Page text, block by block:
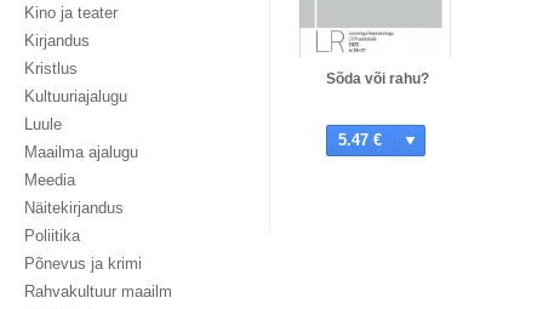
Kino ja teater
Kirjandus
Kristlus
Kultuuriajalugu
Luule
Maailma ajalugu
Meedia
Näitekirjandus
Poliitika
Põnevus ja krimi
Rahvakultuur maailm
Sõda või rahu?
5.47 €